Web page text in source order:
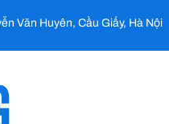
Văn Huyên, Cầu Giấy, Hà Nội